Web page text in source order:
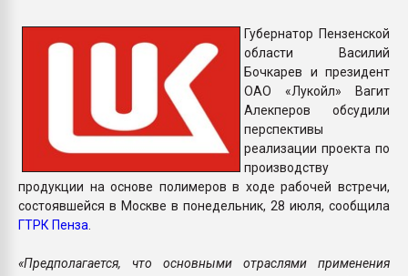
ПЕРЕЙТИ НА
Губернатор Пензенской
области Василий
Бочкарев и президент
ОАО «Лукойл» Вагит
Алекперов обсудили
перспективы
реализации проекта по
производству
продукции на основе полимеров в ходе рабочей встречи,
состоявшейся в Москве в понедельник, 28 июля, сообщила
ГТРК Пенза
«Предполагается, что основными отраслями применения